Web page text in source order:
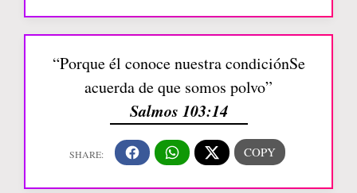
“Porque él conoce nuestra condiciónSe
acuerda de que somos polvo”
Salmos 103:14